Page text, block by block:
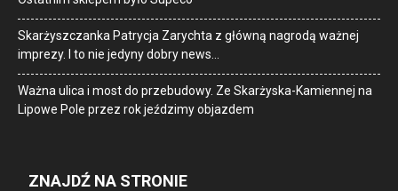
Skarżyszczanka Patrycja Zarychta z główną nagrodą ważnej
imprezy. I to nie jedyny dobry news…
Ważna ulica i most do przebudowy. Ze Skarżyska-Kamiennej na
Lipowe Pole przez rok jeździmy objazdem
ZNAJDŹ NA STRONIE